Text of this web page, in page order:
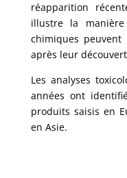
réapparition
illustre la manière
chimiques
après leur
Les analyses
années ont
produits saisis en
en Asie.